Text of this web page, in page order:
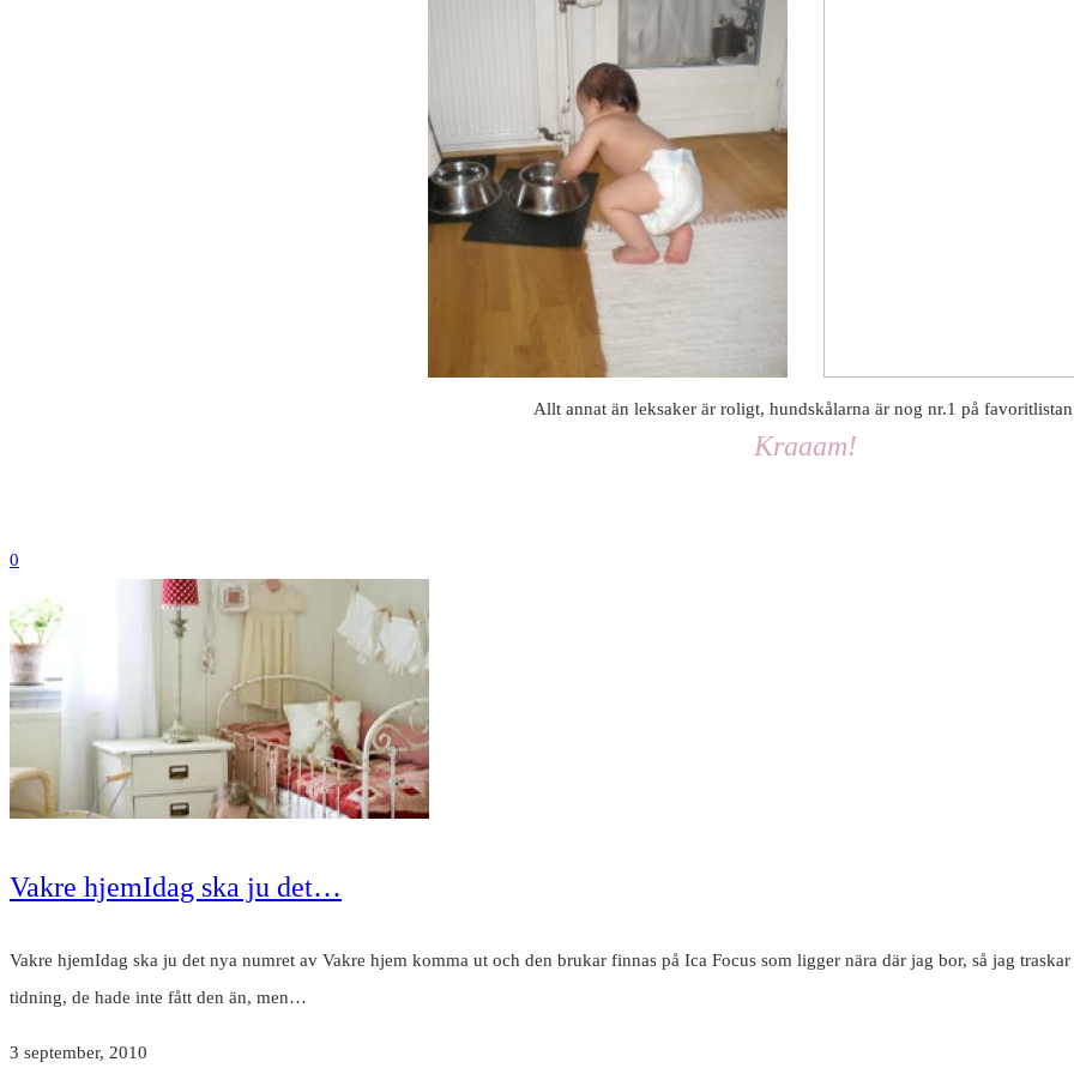
Allt annat än leksaker är roligt, hundskålarna är nog nr.1 på
Kraaam!
0
Vakre hjemIdag ska ju det…
Vakre hjemIdag ska ju det nya numret av Vakre hjem komma ut och den brukar finnas på Ica Focus som ligger nära där jag bor, så jag
tidning, de hade inte fått den än, men…
3 september, 2010